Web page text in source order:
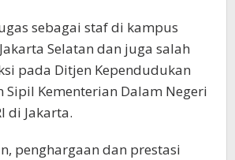
sebagai staf di kampus
Selatan dan juga salah
pada Ditjen Kependudukan
Sipil Kementerian Dalam Negeri
di Jakarta.
penghargaan dan prestasi